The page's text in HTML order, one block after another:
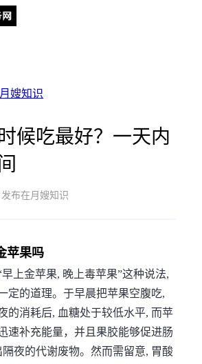
月嫂知识
候吃最好？一天内
发布在月嫂知识
苹果吗
上金苹果, 晚上毒苹果”这种说法,
定的道理。于早晨把苹果空腹吃,
的消耗后, 血糖处于较低水平, 而苹
速补充能量，并且果胶能够促进肠
夜的代谢废物。然而需留意, 胃酸